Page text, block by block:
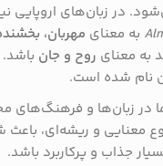
در زبان‌های اروپایی
به معنای مهربان،
به معنای روح و جان
نام شده است.
در زبان‌ها و فرهنگ‌های
معنایی و ریشه‌ای، باعث
جذاب و پرکاربرد باشد.